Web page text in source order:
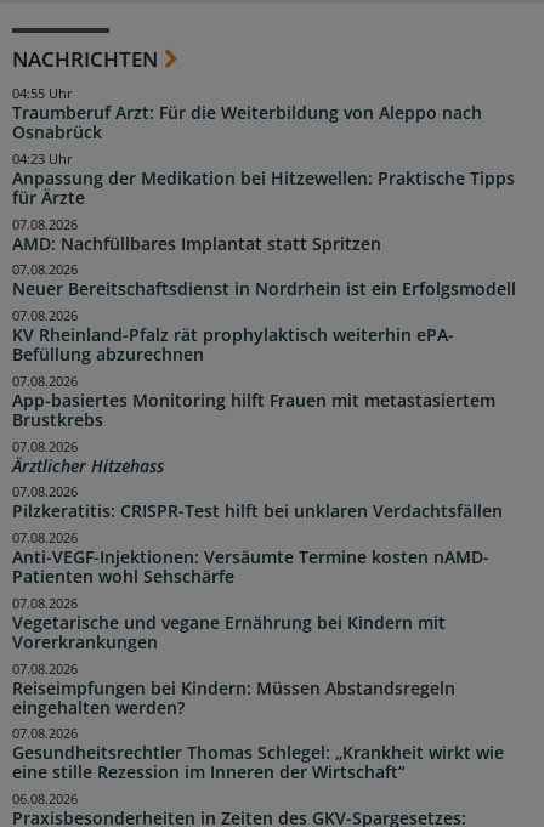
NACHRICHTEN
Traumberuf Arzt: Für die Weiterbildung von Aleppo nach
Osnabrück
04:55 Uhr
Anpassung der Medikation bei Hitzewellen: Praktische Tipps
für Ärzte
04:23 Uhr
AMD: Nachfüllbares Implantat statt Spritzen
07.08.2026
Neuer Bereitschaftsdienst in Nordrhein ist ein Erfolgsmodell
07.08.2026
KV Rheinland-Pfalz rät prophylaktisch weiterhin ePA-
Befüllung abzurechnen
07.08.2026
App-basiertes Monitoring hilft Frauen mit metastasiertem
Brustkrebs
07.08.2026
Ärztlicher Hitzehass
07.08.2026
Pilzkeratitis: CRISPR-Test hilft bei unklaren Verdachtsfällen
07.08.2026
Anti-VEGF-Injektionen: Versäumte Termine kosten nAMD-
Patienten wohl Sehschärfe
07.08.2026
Vegetarische und vegane Ernährung bei Kindern mit
Vorerkrankungen
07.08.2026
Reiseimpfungen bei Kindern: Müssen Abstandsregeln
eingehalten werden?
07.08.2026
Gesundheitsrechtler Thomas Schlegel: „Krankheit wirkt wie
eine stille Rezession im Inneren der Wirtschaft“
07.08.2026
Praxisbesonderheiten in Zeiten des GKV-Spargesetzes:
06.08.2026